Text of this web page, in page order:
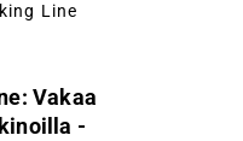
Line
Vakaa
-